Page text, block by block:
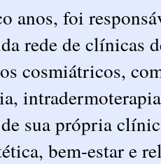
anos, foi
rede de clínicas
cosmiátricos,
sua própria
bem-estar e